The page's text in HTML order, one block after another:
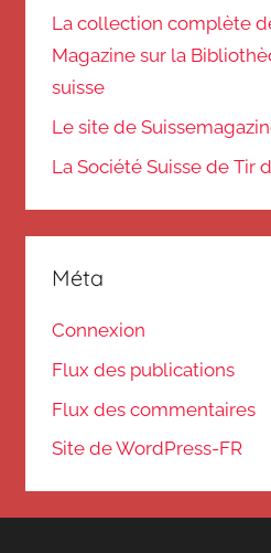
La collection complète
Magazine sur la
suisse
Le site de
La Société Suisse de Tir
Méta
Connexion
Flux des publications
Flux des commentaires
Site de WordPress-FR